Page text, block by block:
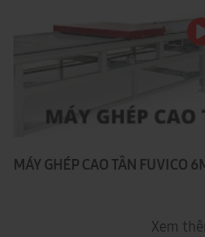
MÁY GHÉP CAO TẦN
Xem